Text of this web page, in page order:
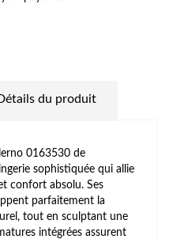
du produit
0163530 de
sophistiquée qui allie
confort absolu. Ses
parfaitement la
tout en sculptant une
intégrées assurent